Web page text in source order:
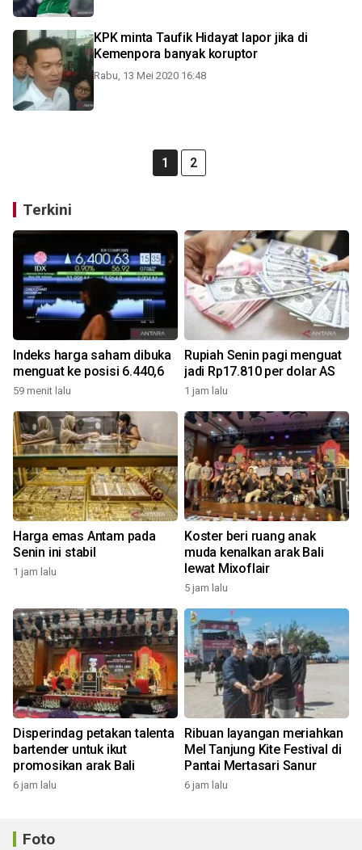
KPK minta Taufik Hidayat lapor jika di
Kemenpora banyak koruptor
Rabu, 13 Mei 2020 16:48
1 2
Terkini
Indeks harga saham dibuka
menguat ke posisi 6.440,6
59 menit lalu
Rupiah Senin pagi menguat
jadi Rp17.810 per dolar AS
1 jam lalu
Harga emas Antam pada
Senin ini stabil
1 jam lalu
Koster beri ruang anak
muda kenalkan arak Bali
lewat Mixoflair
5 jam lalu
Disperindag petakan talenta
bartender untuk ikut
promosikan arak Bali
6 jam lalu
Ribuan layangan meriahkan
Mel Tanjung Kite Festival di
Pantai Mertasari Sanur
6 jam lalu
Foto